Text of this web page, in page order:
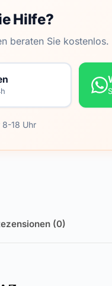
Hilfe?
beraten Sie kostenlos.
18 Uhr
(0)